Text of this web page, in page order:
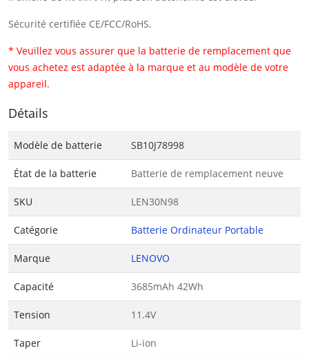
Sécurité certifiée CE/FCC/RoHS.
* Veuillez vous assurer que la batterie de remplacement que
vous achetez est adaptée à la marque et au modèle de votre
appareil.
Détails
Modèle de batterie SB10J78998
État de la batterie Batterie de remplacement neuve
SKU LEN30N98
Catégorie Batterie Ordinateur Portable
Marque LENOVO
Capacité 3685mAh 42Wh
Tension 11.4V
Taper Li-ion